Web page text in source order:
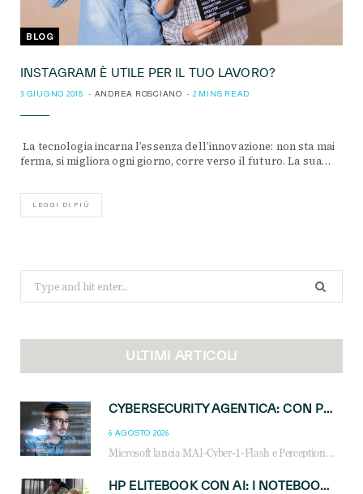
BLOG
INSTAGRAM È UTILE PER IL TUO LAVORO?
3 GIUGNO 2018 ANDREA ROSCIANO 2 MINS READ
La tecnologia incarna l’essenza dell’innovazione: non sta mai
ferma, si migliora ogni giorno, corre verso il futuro. La sua…
LEGGI DI PIÙ
for:
ULTIMI ARTICOLI
CYBERSECURITY AGENTICA: CON PERCEPTION E MAI-CYBER-1-FLASH MICROSOFT APRE NUOVI SERVIZI PER IL CANALE
6 AGOSTO 2026
Microsoft lancia MAI-Cyber-1-Flash e Perception: cybersecurity agentica in preview dal 3 novembre. Cosa cambia per MSP, system integrator e reseller.
HP ELITEBOOK CON AI: I NOTEBOOK BUSINESS INTELLIGENTI CHE TRASFORMANO PRODUTTIVITÀ, SICUREZZA E LAVORO IBRIDO